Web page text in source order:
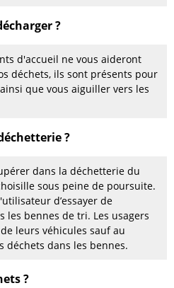
?
d'accueil ne vous aideront
déchets, ils sont présents pour
que vous aiguiller vers les
?
dans la déchetterie du
sous peine de poursuite.
d’essayer de
les bennes de tri. Les usagers
leurs véhicules sauf au
déchets dans les bennes.
?